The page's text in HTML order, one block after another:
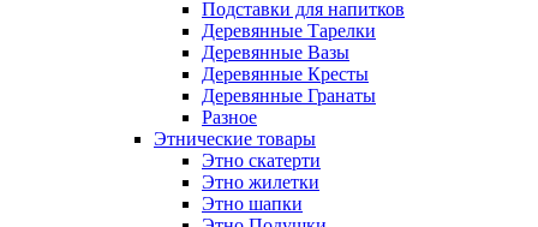
Подставки для напитков
Деревянные Тарелки
Деревянные Вазы
Деревянные Кресты
Деревянные Гранаты
Разное
Этнические товары
Этно скатерти
Этно жилетки
Этно шапки